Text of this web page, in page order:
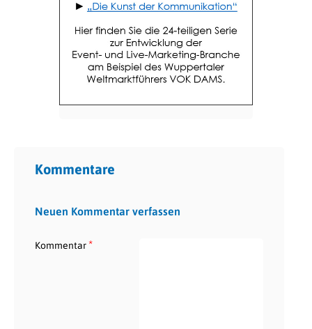
Kommentare
Neuen Kommentar verfassen
Kommentar*